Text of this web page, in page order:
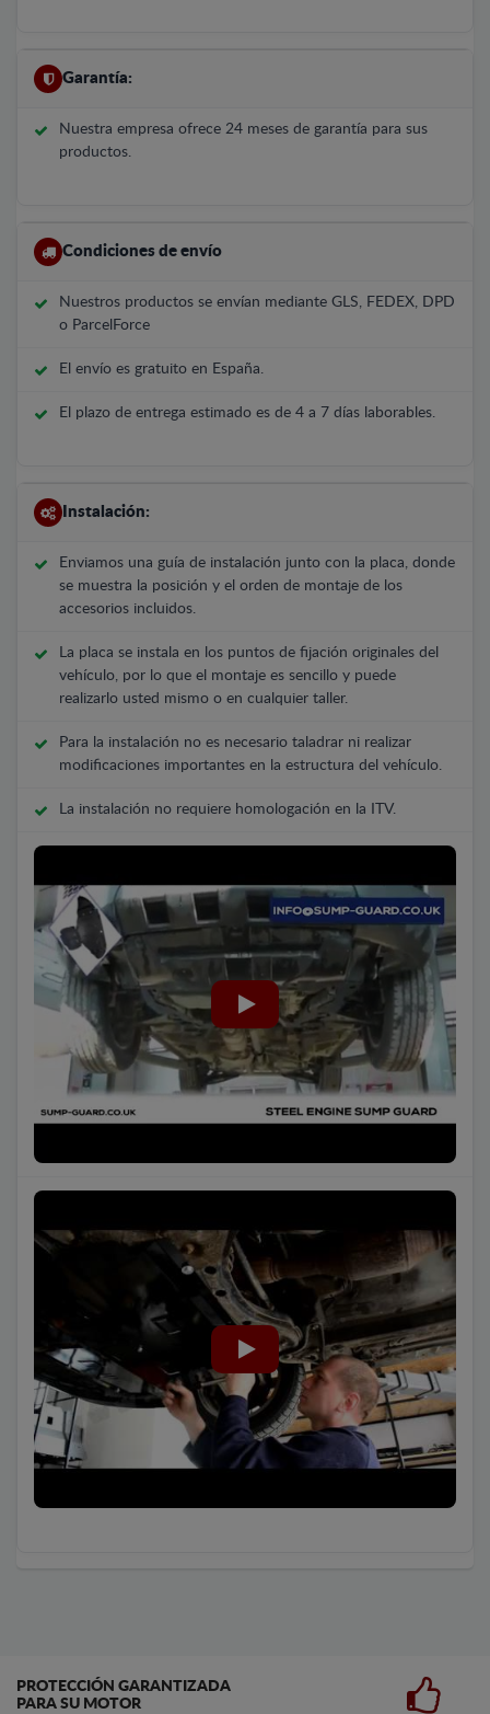
Garantía:
Nuestra empresa ofrece 24 meses de garantía para sus
productos.
Condiciones de envío
Nuestros productos se envían mediante GLS, FEDEX, DPD
o ParcelForce
El envío es gratuito en España.
El plazo de entrega estimado es de 4 a 7 días laborables.
Instalación:
Enviamos una guía de instalación junto con la placa, donde
se muestra la posición y el orden de montaje de los
accesorios incluidos.
La placa se instala en los puntos de fijación originales del
vehículo, por lo que el montaje es sencillo y puede
realizarlo usted mismo o en cualquier taller.
Para la instalación no es necesario taladrar ni realizar
modificaciones importantes en la estructura del vehículo.
La instalación no requiere homologación en la ITV.
PROTECCIÓN GARANTIZADA
PARA SU MOTOR